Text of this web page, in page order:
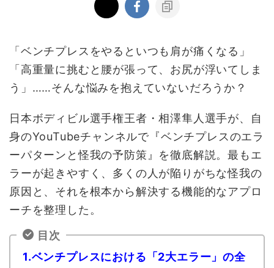
「ベンチプレスをやるといつも肩が痛くなる」
「高重量に挑むと腰が張って、お尻が浮いてしま
う」……そんな悩みを抱えていないだろうか？
日本ボディビル選手権王者・相澤隼人選手が、自
身のYouTubeチャンネルで『ベンチプレスのエラ
ーパターンと怪我の予防策』を徹底解説。最もエ
ラーが起きやすく、多くの人が陥りがちな怪我の
原因と、それを根本から解決する機能的なアプロ
ーチを整理した。
目次
1.ベンチプレスにおける「 2大エラー」の全